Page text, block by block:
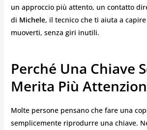
un approccio più attento, un contatto
di Michele, il tecnico che ti aiuta a
muoverti, senza giri inutili.
Perché Una Chiave
Merita Più
Molte persone pensano che fare una
semplicemente riprodurre una chiave.